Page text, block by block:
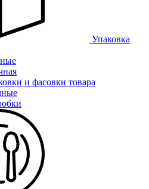
Упаковка
и фасовки товара